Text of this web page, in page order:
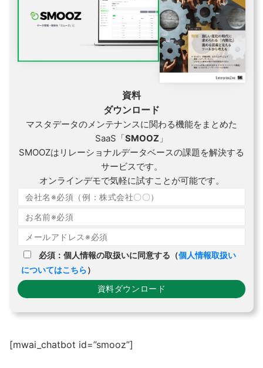
資料
ダウンロード
マスタデータのメンテナンスに関わる機能をまとめた
SaaS「SMOOZ 」
SMOOZはリレーショナルデータベースの課題を解決する
サービスです。
オンラインデモで気軽に試すことが可能です。
必須：個人情報の取扱いに同意する（個人情報取扱い
についてはこちら）
[mwai_chatbot id=”smooz”]